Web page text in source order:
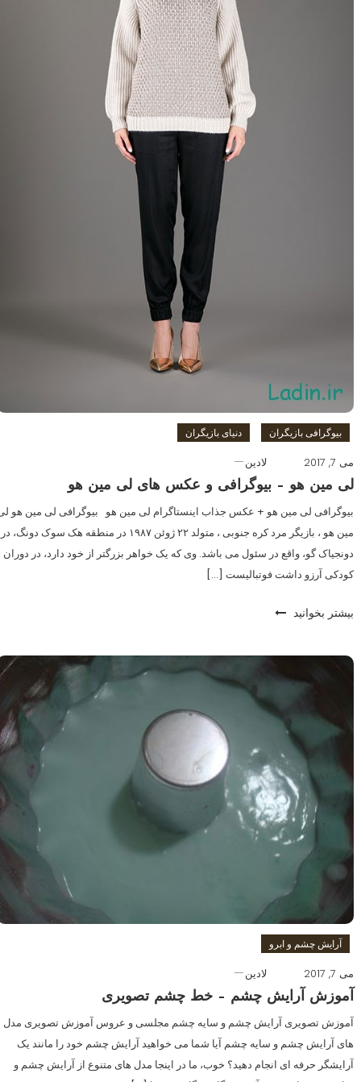
بیوگرافی بازیگران دنیای بازیگران
می 7, 2017
لادین
لی مین هو – بیوگرافی و عکس های لی مین هو
بیوگرافی لی مین هو + عکس جذاب اینستاگرام لی مین هو بیوگرافی لی مین هو
مین هو ، بازیگر مرد کره‌ جنوبی ، متولد ۲۲ ژوئن ۱۹۸۷ در منطقه هک سوک دونگ، در
دونجیاک گو، واقع در سئول می باشد. وی که یک خواهر بزرگتر از خود دارد، در دوران
کودکی آرزو داشت فوتبالیست […]
بیشتر بخوانید
آرایش چشم و ابرو
می 7, 2017
لادین
آموزش آرایش چشم – خط چشم تصویری
آموزش تصویری آرایش چشم و سایه چشم مجلسی و عروس آموزش تصویری مدل
های آرایش چشم و سایه چشم آیا شما می خواهید آرایش چشم خود را مانند یک
آرایشگر حرفه ای انجام دهید؟ خوب، ما در اینجا مدل های متنوع از آرایش چشم و